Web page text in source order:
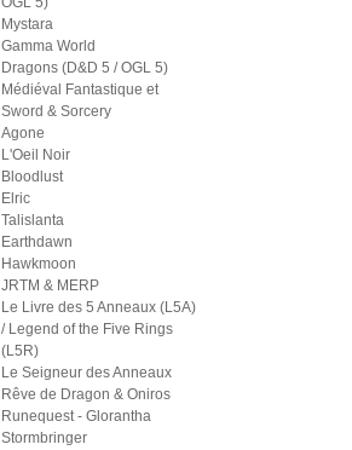
Mystara
Gamma World
Dragons (D&D 5 / OGL 5)
Médiéval Fantastique et
Sword & Sorcery
Agone
L'Oeil Noir
Bloodlust
Elric
Talislanta
Earthdawn
Hawkmoon
JRTM & MERP
Le Livre des 5 Anneaux (L5A)
/ Legend of the Five Rings
(L5R)
Le Seigneur des Anneaux
Rêve de Dragon & Oniros
Runequest - Glorantha
Stormbringer